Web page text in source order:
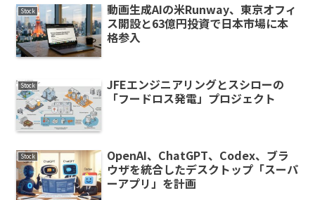
Stock
動画生成AIの米Runway、東京オフィ
ス開設と63億円投資で日本市場に本
格参入
Stock
JFEエンジニアリングとスシローの
「フードロス発電」プロジェクト
Stock
OpenAI、ChatGPT、Codex、ブラ
ウザを統合したデスクトップ「スーパ
ーアプリ」を計画